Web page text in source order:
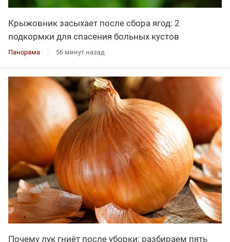
Крыжовник засыхает после сбора ягод: 2
подкормки для спасения больных кустов
Панорама 56 минут назад
Почему лук гниёт после уборки: разбираем пять